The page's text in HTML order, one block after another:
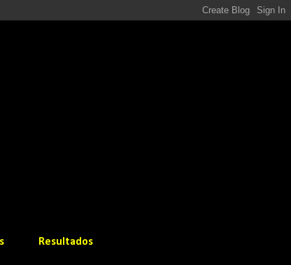
Resultados